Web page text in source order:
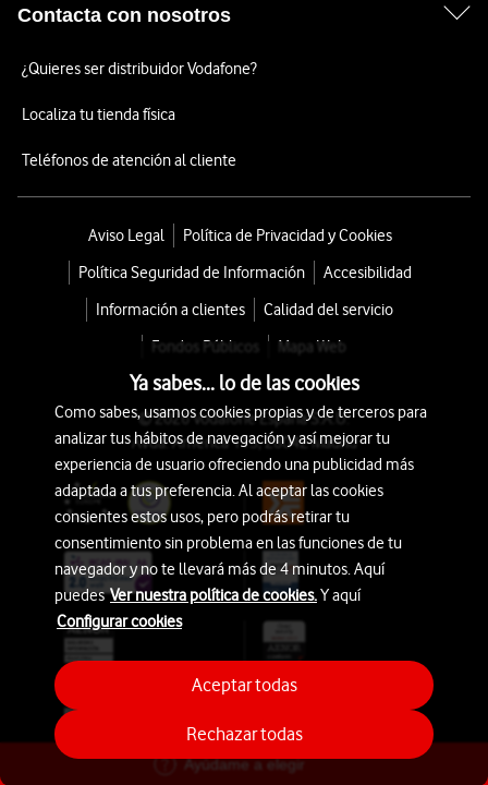
Ayúdame a elegir
Contacta con nosotros
¿Quieres ser distribuidor Vodafone?
Localiza tu tienda física
Teléfonos de atención al cliente
Aviso Legal
Política de Privacidad y Cookies
Política Seguridad de Información
Accesibilidad
Información a clientes
Calidad del servicio
Fondos Públicos
Mapa Web
© 2026 Vodafone España S.A.U.
Avda. América 115, 28042 Madrid
Ya sabes... lo de las cookies
Como sabes, usamos cookies propias y de terceros para
analizar tus hábitos de navegación y así mejorar tu
experiencia de usuario ofreciendo una publicidad más
adaptada a tus preferencia. Al aceptar las cookies
consientes estos usos, pero podrás retirar tu
consentimiento sin problema en las funciones de tu
navegador y no te llevará más de 4 minutos. Aquí
puedesVer nuestra política de cookies.Y aquí
Configurar cookies
Rechazar todas
Aceptar todas